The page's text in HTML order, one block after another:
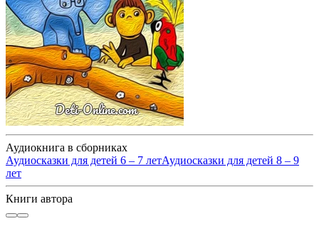
Аудиокнига в сборниках
Аудиосказки для детей 6 – 7 летАудиосказки для детей 8 – 9
лет
Книги автора